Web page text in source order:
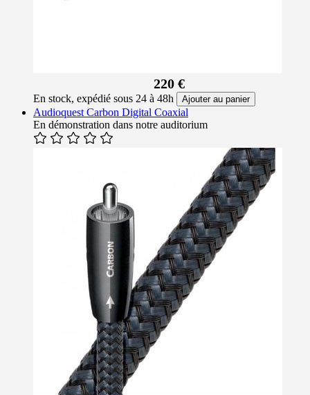
220 €
En stock, expédié sous 24 à 48h Ajouter au panier
Audioquest Carbon Digital Coaxial
En démonstration dans notre auditorium